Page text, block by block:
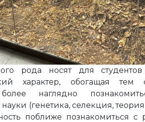
рода носят для
характер, обогащая
более наглядно
(генетика, селекция,
поближе познакомиться с